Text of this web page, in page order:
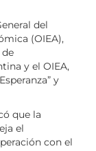
del
(OIEA),
y el OIEA,
y
que la
el
con el